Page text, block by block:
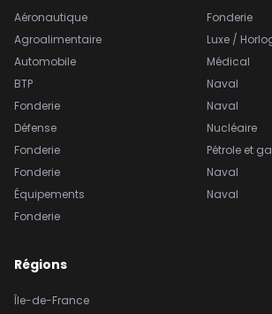
Aéronautique
Agroalimentaire
Automobile
BTP
Fonderie
Défense
Fonderie
Fonderie
Équipements
Fonderie
Fonderie
Luxe /
Médical
Naval
Naval
Nucléaire
Pétrole et
Naval
Naval
Régions
Île-de-France